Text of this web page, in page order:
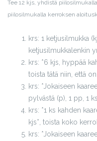
Tee 12 kjs, yhdistä
piilosilmukalla kerroksen
krs: 1 ketjusilmukka
ketjusilmukkalenkin
krs: *6 kjs, hyppää
toista tätä niin, että
krs: *Jokaiseen
pylvästä (p), 1 pp, 1
krs: *1 ks kahden
kjs*, toista koko
krs: *Jokaiseen